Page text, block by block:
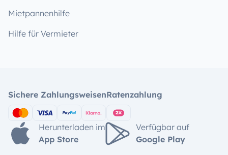
Mietpannenhilfe
Hilfe für Vermieter
Sichere ZahlungsweisenRatenzahlung
Herunterladen im
App Store
Verfügbar auf
Google Play